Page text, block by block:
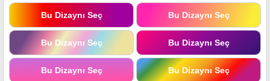
Bu Dizaynı Seç Bu Dizaynı Seç
Bu Dizaynı Seç Bu Dizaynı Seç
Bu Dizaynı Seç Bu Dizaynı Seç